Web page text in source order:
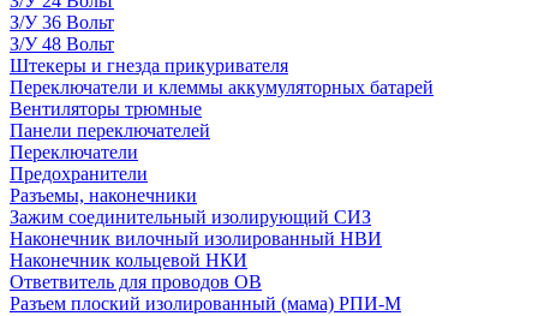
З/У 36 Вольт
З/У 48 Вольт
Штекеры и гнезда прикуривателя
Переключатели и клеммы аккумуляторных батарей
Вентиляторы трюмные
Панели переключателей
Переключатели
Предохранители
Разъемы, наконечники
Зажим соединительный изолирующий СИЗ
Наконечник вилочный изолированный НВИ
Наконечник кольцевой НКИ
Ответвитель для проводов ОВ
Разъем плоский изолированный (мама) РПИ-М